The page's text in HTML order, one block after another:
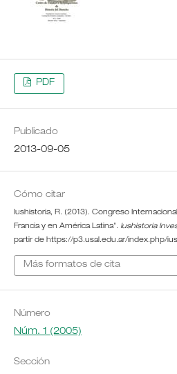
PDF
Publicado
2013-09-05
Cómo citar
Iushistoria, R. (2013). Congreso
Francia y en América Latina". Iushistoria
partir de https://p3.usal.edu.ar/index.php/
Más formatos de cita
Número
Núm. 1 (2005)
Sección